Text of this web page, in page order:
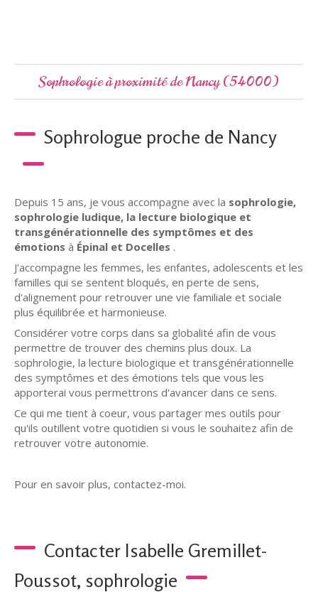
Sophrologie à proximité de Nancy (54000)
Sophrologue proche de Nancy
Depuis 15 ans, je vous accompagne avec la sophrologie,
sophrologie ludique, la lecture biologique et
transgénérationnelle des symptômes et des
émotions à Épinal et Docelles .
J'accompagne les femmes, les enfantes, adolescents et les
familles qui se sentent bloqués, en perte de sens,
d'alignement pour retrouver une vie familiale et sociale
plus équilibrée et harmonieuse.
Considérer votre corps dans sa globalité afin de vous
permettre de trouver des chemins plus doux. La
sophrologie, la lecture biologique et transgénérationnelle
des symptômes et des émotions tels que vous les
apporterai vous permettrons d'avancer dans ce sens.
Ce qui me tient à coeur, vous partager mes outils pour
qu'ils outillent votre quotidien si vous le souhaitez afin de
retrouver votre autonomie.
Pour en savoir plus, contactez-moi.
Contacter Isabelle Gremillet-
Poussot, sophrologie